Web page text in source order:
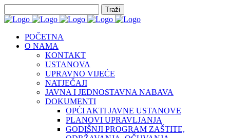
POČETNA
O NAMA
KONTAKT
USTANOVA
UPRAVNO VIJEĆE
NATJEČAJI
JAVNA I JEDNOSTAVNA NABAVA
DOKUMENTI
OPĆI AKTI JAVNE USTANOVE
PLANOVI UPRAVLJANJA
GODIŠNJI PROGRAM ZAŠTITE,